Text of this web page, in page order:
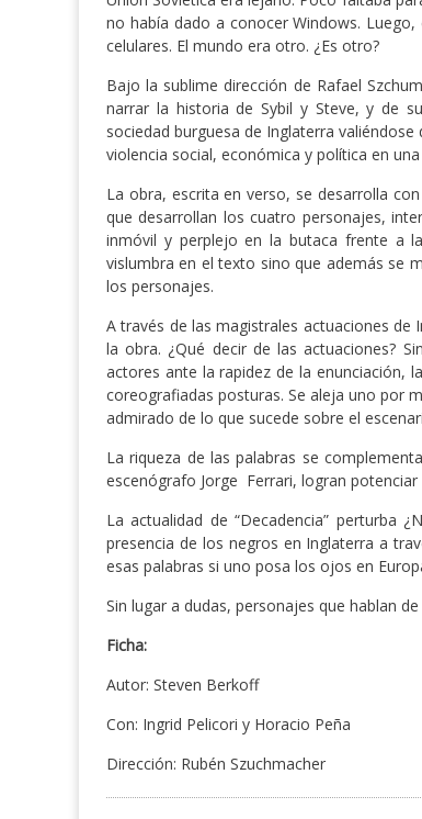
no había dado a conocer Windows.
celulares. El mundo era otro. ¿Es otro?
Bajo la sublime dirección de Rafael
narrar la historia de Sybil y Steve, y de
sociedad burguesa de Inglaterra
violencia social, económica y política en
La obra, escrita en verso, se desarrolla
que desarrollan los cuatro personajes,
inmóvil y perplejo en la butaca frente a
vislumbra en el texto sino que además se
los personajes.
A través de las magistrales actuaciones de
la obra. ¿Qué decir de las actuaciones?
actores ante la rapidez de la enunciación,
coreografiadas posturas. Se aleja uno por
admirado de lo que sucede sobre el
La riqueza de las palabras se
escenógrafo Jorge Ferrari, logran
La actualidad de “Decadencia” perturba
presencia de los negros en Inglaterra a
esas palabras si uno posa los ojos en
Sin lugar a dudas, personajes que hablan
Ficha:
Autor: Steven Berkoff
Con: Ingrid Pelicori y Horacio Peña
Dirección: Rubén Szuchmacher